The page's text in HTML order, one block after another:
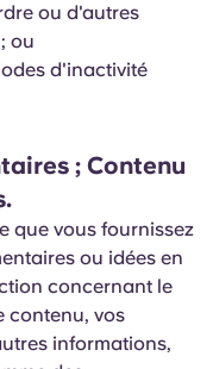
ou d'autres
ou
d'inactivité
; Contenu
que vous fournissez
ou idées en
concernant le
contenu, vos
informations,